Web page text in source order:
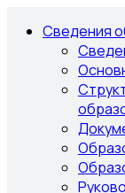
Сведения